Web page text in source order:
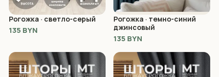
Рогожка · светло-серый
135 BYN
Рогожка · темно-синий
джинсовый
135 BYN